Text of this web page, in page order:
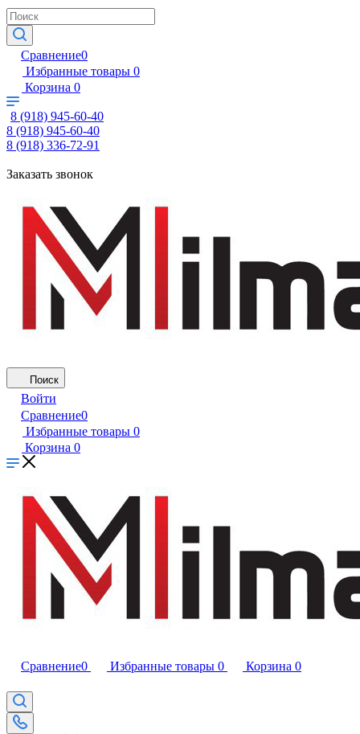
Сравнение0
Избранные товары 0
Корзина 0
8 (918) 945-60-40
8 (918) 945-60-40
8 (918) 336-72-91
Заказать звонок
Поиск
Войти
Сравнение0
Избранные товары 0
Корзина 0
Сравнение0 Избранные товары 0 Корзина 0